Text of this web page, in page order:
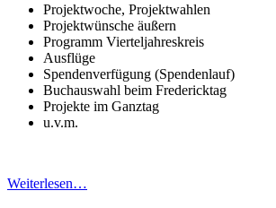
Projektwoche, Projektwahlen
Projektwünsche äußern
Programm Vierteljahreskreis
Ausflüge
Spendenverfügung (Spendenlauf)
Buchauswahl beim Fredericktag
Projekte im Ganztag
u.v.m.
Weiterlesen…